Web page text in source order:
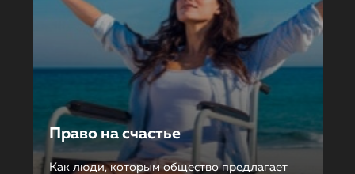
Право на счастье
Как люди, которым общество предлагает